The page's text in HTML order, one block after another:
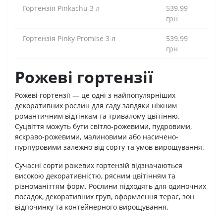
Гортензія Pinkachu 3 л
539.99
грн
Гортензія Pinky Promise 3 л
539.99
грн
Рожеві гортензії
Рожеві гортензії — це одні з найпопулярніших
декоративних рослин для саду завдяки ніжним
романтичним відтінкам та тривалому цвітінню.
Суцвіття можуть бути світло-рожевими, пудровими,
яскраво-рожевими, малиновими або насичено-
пурпуровими залежно від сорту та умов вирощування.
Сучасні сорти рожевих гортензій відзначаються
високою декоративністю, рясним цвітінням та
різноманіттям форм. Рослини підходять для одиночних
посадок, декоративних груп, оформлення терас, зон
відпочинку та контейнерного вирощування.